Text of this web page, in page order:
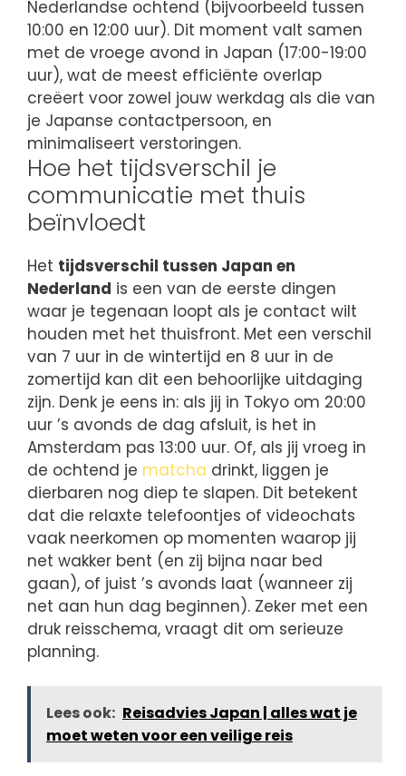
Nederlandse ochtend (bijvoorbeeld tussen
10:00 en 12:00 uur). Dit moment valt samen
met de vroege avond in Japan (17:00-19:00
uur), wat de meest efficiënte overlap
creëert voor zowel jouw werkdag als die van
je Japanse contactpersoon, en
minimaliseert verstoringen.
Hoe het tijdsverschil je
communicatie met thuis
beïnvloedt
Het tijdsverschil tussen Japan en
Nederland is een van de eerste dingen
waar je tegenaan loopt als je contact wilt
houden met het thuisfront. Met een verschil
van 7 uur in de wintertijd en 8 uur in de
zomertijd kan dit een behoorlijke uitdaging
zijn. Denk je eens in: als jij in Tokyo om 20:00
uur ’s avonds de dag afsluit, is het in
Amsterdam pas 13:00 uur. Of, als jij vroeg in
de ochtend je matcha drinkt, liggen je
dierbaren nog diep te slapen. Dit betekent
dat die relaxte telefoontjes of videochats
vaak neerkomen op momenten waarop jij
net wakker bent (en zij bijna naar bed
gaan), of juist ’s avonds laat (wanneer zij
net aan hun dag beginnen). Zeker met een
druk reisschema, vraagt dit om serieuze
planning.
Lees ook: Reisadvies Japan | alles wat je
moet weten voor een veilige reis